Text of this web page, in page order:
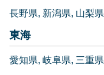
長野県 新潟県 山梨県
東海
愛知県 岐阜県 三重県